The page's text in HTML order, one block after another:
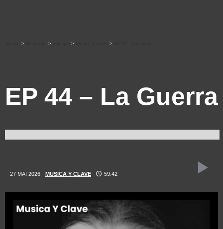
> > > >
EP 44 – La Guerra
27 MAI 2026 MUSICA Y CLAVE 59:42